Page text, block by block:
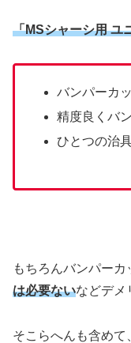
「MSシャーシ用 ユ
バンパーカ
精度良くバ
ひとつの治
もちろんバンパーカ
は必要ないなどデメ
そこらへんも含めて